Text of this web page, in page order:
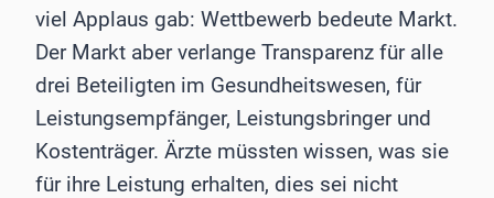
viel Applaus gab: Wettbewerb bedeute Markt.
Der Markt aber verlange Transparenz für alle
drei Beteiligten im Gesundheitswesen, für
Leistungsempfänger, Leistungsbringer und
Kostenträger. Ärzte müssten wissen, was sie
für ihre Leistung erhalten, dies sei nicht